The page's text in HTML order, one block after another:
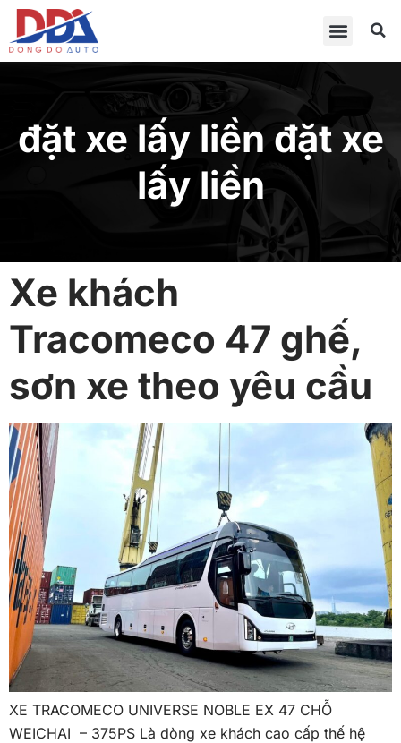
đặt xe lấy liền đặt xe
lấy liền
Xe khách
Tracomeco 47 ghế,
sơn xe theo yêu cầu
XE TRACOMECO UNIVERSE NOBLE EX 47 CHỖ
WEICHAI – 375PS Là dòng xe khách cao cấp thế hệ